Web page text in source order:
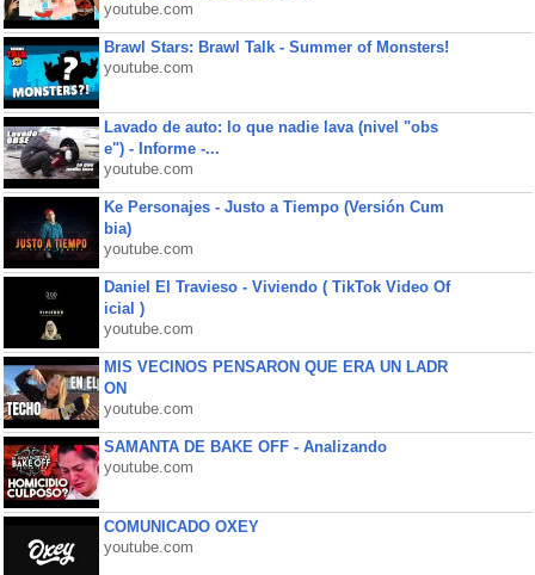
youtube.com
Brawl Stars: Brawl Talk - Summer of Monsters!
youtube.com
Lavado de auto: lo que nadie lava (nivel "obs
e") - Informe -...
youtube.com
Ke Personajes - Justo a Tiempo (Versión Cum
bia)
youtube.com
Daniel El Travieso - Viviendo ( TikTok Video Of
icial )
youtube.com
MIS VECINOS PENSARON QUE ERA UN LADR
ON
youtube.com
SAMANTA DE BAKE OFF - Analizando
youtube.com
COMUNICADO OXEY
youtube.com